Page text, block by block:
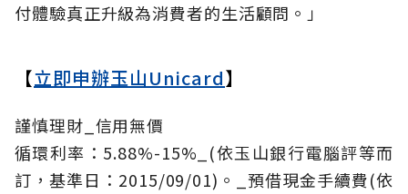
付體驗真正升級為消費者的生活顧問。」
【立即申辦玉山Unicard】
謹慎理財_信用無價
循環利率：5.88%-15%_(依玉山銀行電腦評等而
訂，基準日：2015/09/01)。_預借現金手續費(依